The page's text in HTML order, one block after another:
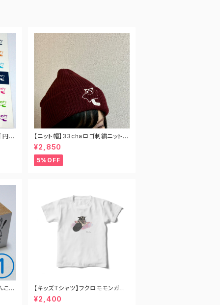
円形
【ニット帽】33chaロゴ刺繍ニット帽
（全4色）
¥2,850
5%OFF
こ
【キッズTシャツ】フクロモモンガの
ミミ店長 おすわりver.
¥2,400